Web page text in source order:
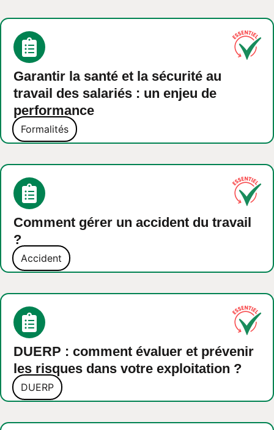
Garantir la santé et la sécurité au
travail des salariés : un enjeu de
performance
Formalités
Comment gérer un accident du travail
?
Accident
DUERP : comment évaluer et prévenir
les risques dans votre exploitation ?
DUERP